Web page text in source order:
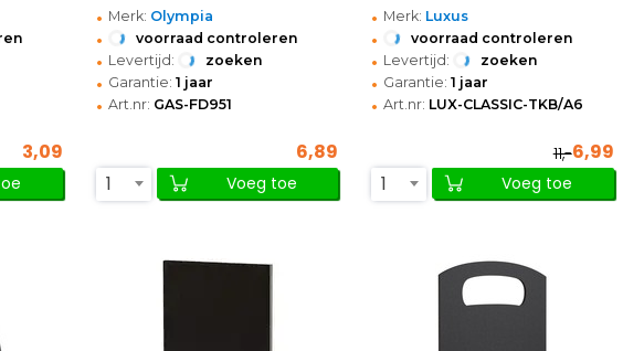
3,09
• Merk: Olympia
• voorraad controleren
• Levertijd: zoeken
• Garantie: 1 jaar
• Art.nr: GAS-FD951
6,89
1
Voeg toe
• Merk: Luxus
• voorraad controleren
• Levertijd: zoeken
• Garantie: 1 jaar
• Art.nr: LUX-CLASSIC-TKB/A6
11,-6,99
1
Voeg toe